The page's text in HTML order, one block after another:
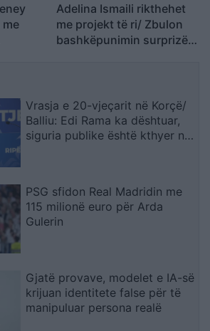
Adelina Ismaili rikthehet
me projekt të ri/ Zbulon
bashkëpunimin surprizë
Vrasja e 20-vjeçarit në Korçë/
Balliu: Edi Rama ka dështuar,
siguria publike është kthyer në
PSG sfidon Real Madridin me
115 milionë euro për Arda
Gulerin
Gjatë provave, modelet e IA-së
krijuan identitete false për të
manipuluar persona realë